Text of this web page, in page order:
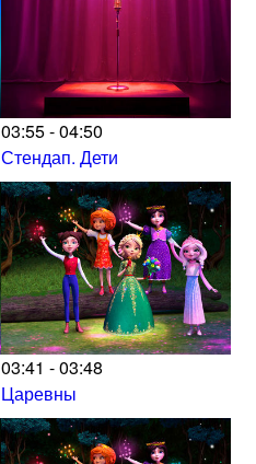
03:55 - 04:50
Стендап. Дети
03:41 - 03:48
Царевны